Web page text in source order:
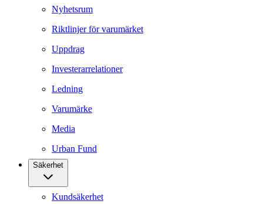
Nyhetsrum
Riktlinjer för varumärket
Uppdrag
Investerarrelationer
Ledning
Varumärke
Media
Urban Fund
Säkerhet
Kundsäkerhet